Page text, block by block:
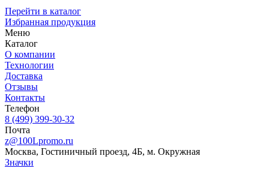
Перейти в каталог
Избранная продукция
Меню
Каталог
О компании
Технологии
Доставка
Отзывы
Контакты
Телефон
8 (499) 399-30-32
Почта
z@100Lpromo.ru
Москва, Гостиничный проезд, 4Б, м. Окружная
Значки